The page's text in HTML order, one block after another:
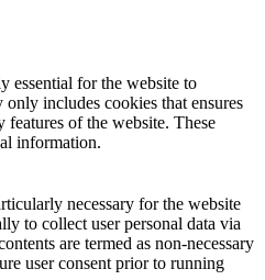
essential for the website to
includes cookies that ensures
of the website. These
information.
necessary for the website
to collect user personal data via
are termed as non-necessary
user consent prior to running